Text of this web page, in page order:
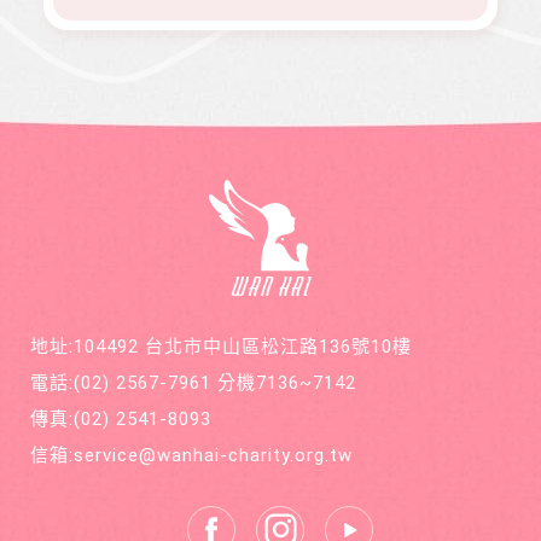
地址:104492 台北市中山區松江路136號10樓
電話:(02) 2567-7961 分機7136~7142
傳真:(02) 2541-8093
信箱:service@wanhai-charity.org.tw